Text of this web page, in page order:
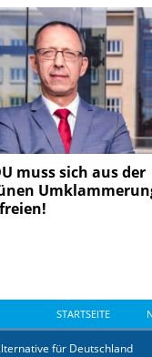
muss sich aus der
STARTSEITE
für Deutschland